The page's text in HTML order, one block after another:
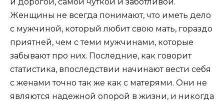
Женщины не всегда понимают, что иметь дело
с мужчиной, который любит свою мать, гораздо
приятней, чем с теми мужчинами, которые
забывают про них. Последние, как говорит
статистика, впоследствии начинают вести себя
с женами точно так же как с матерями. Они не
являются надежной опорой в жизни, и никогда